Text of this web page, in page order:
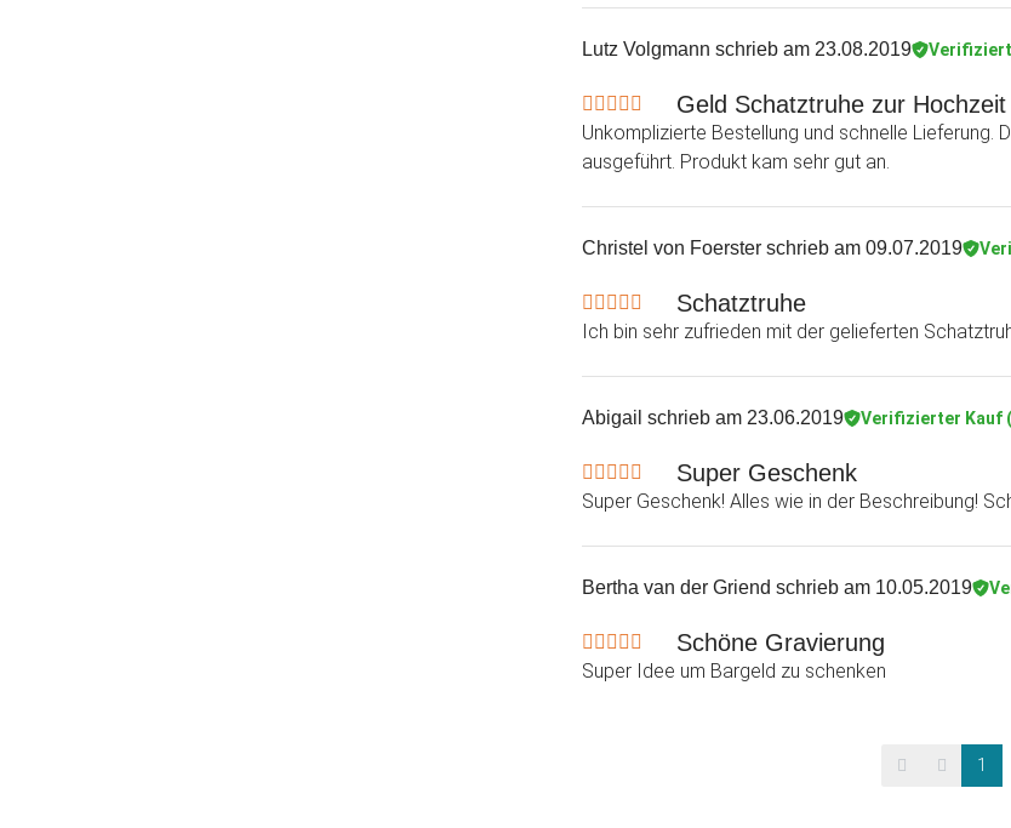
Lutz Volgmann schrieb am 23.08.2019
Geld Schatztruhe zur Hochzeit
Unkomplizierte Bestellung und schnelle
ausgeführt. Produkt kam sehr gut an.
Christel von Foerster schrieb am 09.07.2019
Schatztruhe
Ich bin sehr zufrieden mit der gelieferten
Abigail schrieb am 23.06.2019 Verifizierter Kauf
Super Geschenk
Super Geschenk! Alles wie in der Beschreibung!
Bertha van der Griend schrieb am 10.05.2019
Schöne Gravierung
Super Idee um Bargeld zu schenken
1